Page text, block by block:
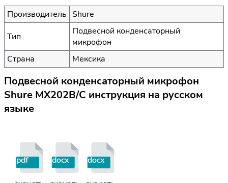
Производитель Shure
Тип
Подвесной конденсаторный
микрофон
Страна
Мексика
Подвесной конденсаторный микрофон
Shure MX202B/C инструкция на русском
языке
pdf docx docx